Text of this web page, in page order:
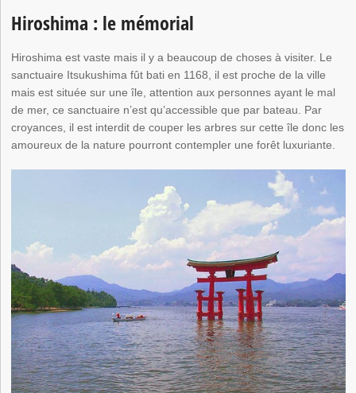
Hiroshima : le mémorial
Hiroshima est vaste mais il y a beaucoup de choses à visiter. Le
sanctuaire Itsukushima fût bati en 1168, il est proche de la ville
mais est située sur une île, attention aux personnes ayant le mal
de mer, ce sanctuaire n’est qu’accessible que par bateau. Par
croyances, il est interdit de couper les arbres sur cette île donc les
amoureux de la nature pourront contempler une forêt luxuriante.